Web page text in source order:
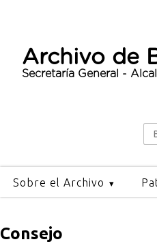
Archivo de
Secretaría General -
Sobre el Archivo
Consejo